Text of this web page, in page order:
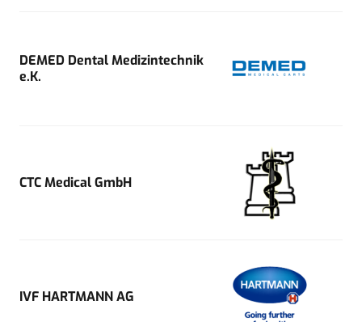
DEMED Dental Medizintechnik
e.K.
CTC Medical GmbH
IVF HARTMANN AG